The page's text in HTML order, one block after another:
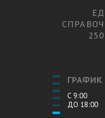
С 9:00
ДО 18:00